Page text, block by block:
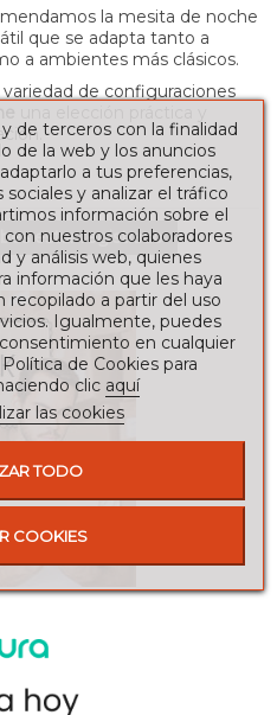
la mesita de noche
que se adapta tanto a
a ambientes más clásicos.
variedad de configuraciones
estar registrado
de terceros con la finalidad
de la web y los anuncios
a tus preferencias,
y analizar el tráfico
información sobre el
nuestros colaboradores
y análisis web, quienes
información que les haya
recopilado a partir del uso
Igualmente, puedes
en cualquier
de Cookies para
clic aquí
las cookies
TODO
COOKIES